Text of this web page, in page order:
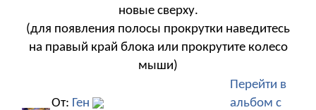
новые сверху.
(для появления полосы прокрутки наведитесь
на правый край блока или прокрутите колесо
мыши)
От: Ген
Перейти в
альбом с